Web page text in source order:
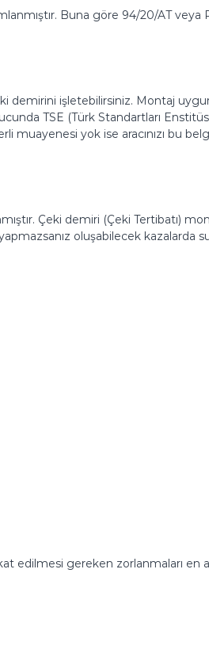
Buna göre 94/20/AT veya
demirini işletebilirsiniz. Montaj
TSE (Türk Standartları
muayenesi yok ise aracınızı bu
Çeki demiri (Çeki Tertibatı)
oluşabilecek kazalarda
edilmesi gereken zorlanmaları en